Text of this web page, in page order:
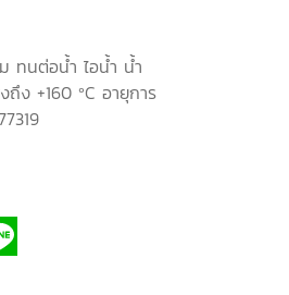
ทนต่อน้ำ ไอน้ำ น้ำ
ถึง +160 ºC อายุการ